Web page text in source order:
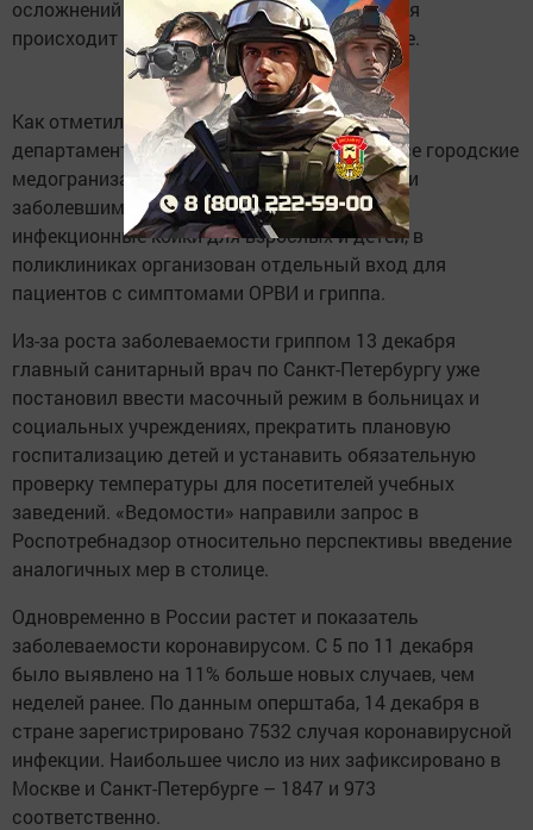
осложнений во время второй волны, которая
происходит как раз в этом весеннем месяце.
Как отметил представитель пресс-службы
департамента здравоохранения Москвы, все городские
медогранизации готовы к оказанию помощи
заболевшим: в стационаре подготовлены
инфекционные койки для взрослых и детей, в
поликлиниках организован отдельный вход для
пациентов с симптомами ОРВИ и гриппа.
Из-за роста заболеваемости гриппом 13 декабря
главный санитарный врач по Санкт-Петербургу уже
постановил ввести масочный режим в больницах и
социальных учреждениях, прекратить плановую
госпитализацию детей и устанавить обязательную
проверку температуры для посетителей учебных
заведений. «Ведомости» направили запрос в
Роспотребнадзор относительно перспективы введение
аналогичных мер в столице.
Одновременно в России растет и показатель
заболеваемости коронавирусом. С 5 по 11 декабря
было выявлено на 11% больше новых случаев, чем
неделей ранее. По данным оперштаба, 14 декабря в
стране зарегистрировано 7532 случая коронавирусной
инфекции. Наибольшее число из них зафиксировано в
Москве и Санкт-Петербурге – 1847 и 973
соответственно.